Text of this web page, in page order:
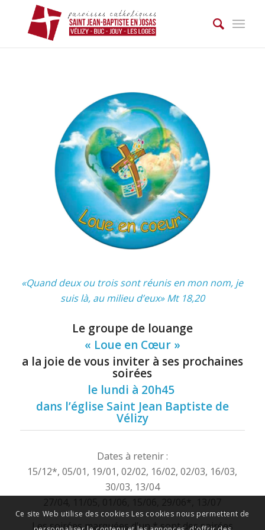
«Quand deux ou trois sont réunis en mon nom, je
suis là, au milieu d’eux» Mt 18,20
Le groupe de louange
« Loue en Cœur »
a la joie de vous inviter à ses prochaines
soirées
le lundi à 20h45
dans l’église Saint Jean Baptiste de
Vélizy
Dates à retenir :
15/12*, 05/01, 19/01, 02/02, 16/02, 02/03, 16/03,
30/03, 13/04
Les soirées marquées d’un * sont des soirées
Ce site Web utilise des cookies Les cookies nous permettent de